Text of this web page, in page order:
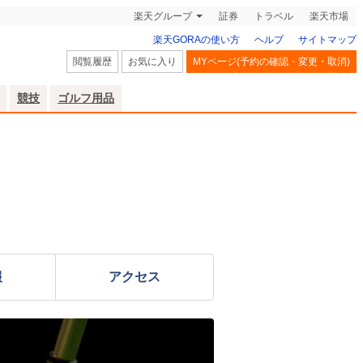
楽天グループ 証券 トラベル 楽天市場
楽天GORAの使い方 ヘルプ
サイトマップ
閲覧履歴
お気に入り MYページ(予約の確認・変更・取消)
競技 ゴルフ用品
アクセス